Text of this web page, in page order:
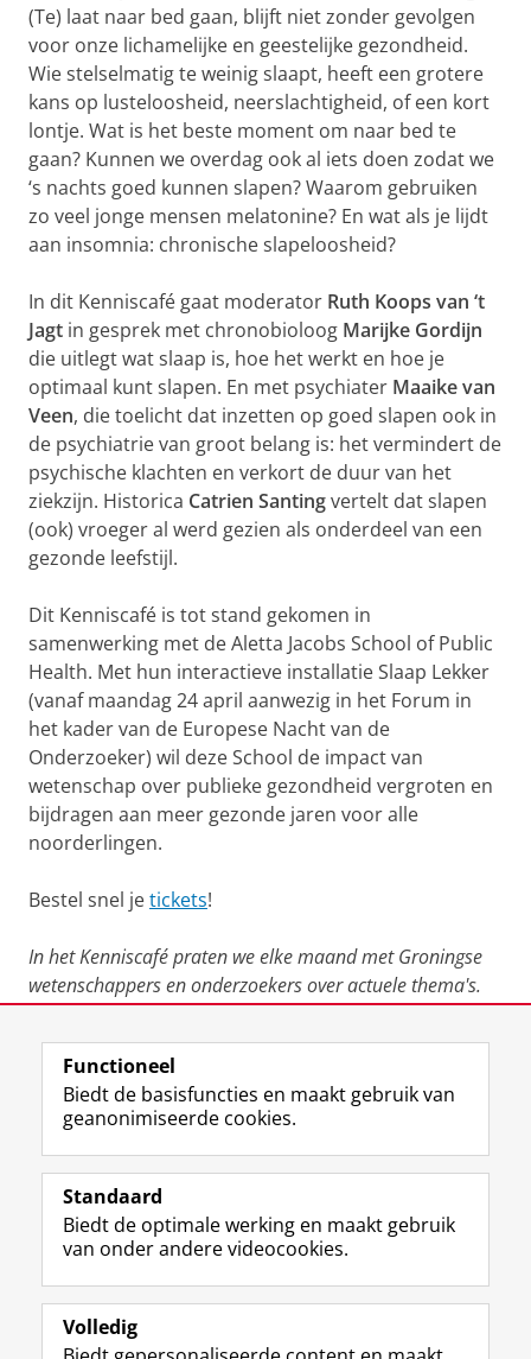
(Te) laat naar bed gaan, blijft niet zonder gevolgen
voor onze lichamelijke en geestelijke gezondheid.
Wie stelselmatig te weinig slaapt, heeft een grotere
kans op lusteloosheid, neerslachtigheid, of een kort
lontje. Wat is het beste moment om naar bed te
gaan? Kunnen we overdag ook al iets doen zodat we
‘s nachts goed kunnen slapen? Waarom gebruiken
zo veel jonge mensen melatonine? En wat als je lijdt
aan insomnia: chronische slapeloosheid?
In dit Kenniscafé gaat moderator Ruth Koops van ‘t
Jagt in gesprek met chronobioloog Marijke Gordijn
die uitlegt wat slaap is, hoe het werkt en hoe je
optimaal kunt slapen. En met psychiater Maaike van
Veen, die toelicht dat inzetten op goed slapen ook in
de psychiatrie van groot belang is: het vermindert de
psychische klachten en verkort de duur van het
ziekzijn. Historica Catrien Santingvertelt dat slapen
(ook) vroeger al werd gezien als onderdeel van een
gezonde leefstijl.
Dit Kenniscafé is tot stand gekomen in
samenwerking met de Aletta Jacobs School of Public
Health. Met hun interactieve installatie Slaap Lekker
(vanaf maandag 24 april aanwezig in het Forum in
het kader van de Europese Nacht van de
Onderzoeker) wil deze School de impact van
wetenschap over publieke gezondheid vergroten en
bijdragen aan meer gezonde jaren voor alle
noorderlingen.
Bestel snel jetickets!
In het Kenniscafé praten we elke maand met Groningse
wetenschappers en onderzoekers over actuele thema's.
Het Kenniscafé wordt georganiseerd i.s.m.Studium
GeneraleenForum Groningenen wordt ondersteund
door het Akkoord van Groningen.
Kijk de animatie!
Deel dit Facebook LinkedIn
Functioneel
Biedt de basisfuncties en maakt gebruik van
geanonimiseerde cookies.
Standaard
Biedt de optimale werking en maakt gebruik
van onder andere videocookies.
Volledig